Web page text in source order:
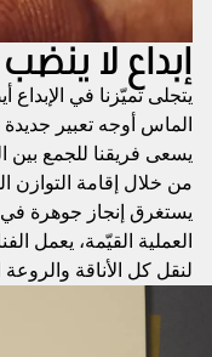
إبداع لا ينضب
يتجلى تميّزنا في
الماس أوجه تعبير
يسعى فريقنا للجمع بين
من خلال إقامة التوازن
يستغرق إنجاز جوهرة
العملية القيّمة، يعمل
لنقل كل الأناقة والروعة